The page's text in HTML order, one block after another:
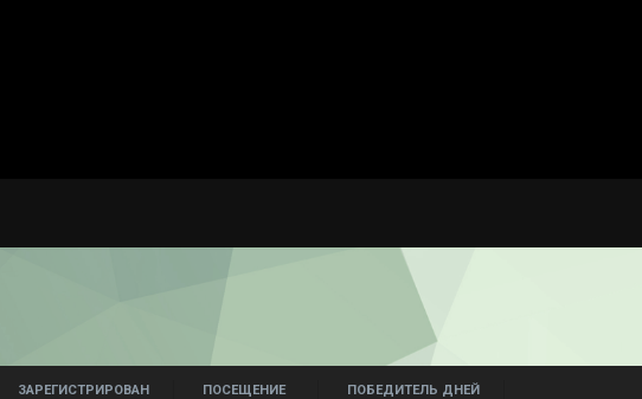
ЗАРЕГИСТРИРОВАН ПОСЕЩЕНИЕ ПОБЕДИТЕЛЬ ДНЕЙ